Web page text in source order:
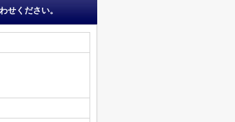
せください。